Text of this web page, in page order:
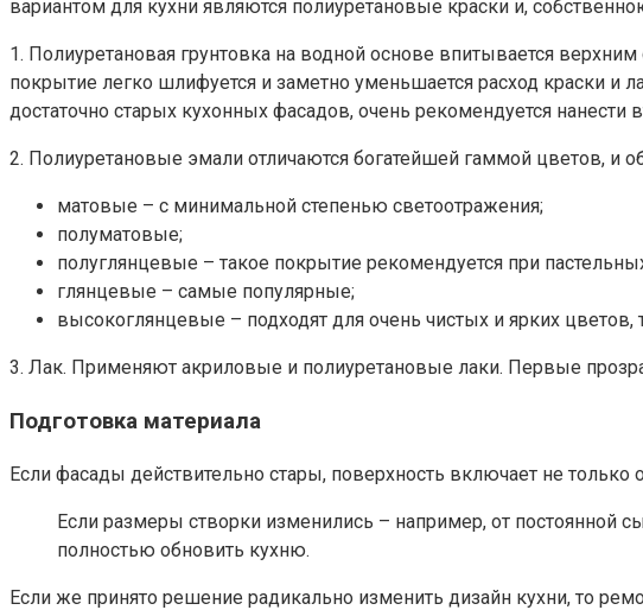
вариантом для кухни являются полиуретановые краски и,
1. Полиуретановая грунтовка на водной основе впитывается
покрытие легко шлифуется и заметно уменьшается расход краски и
достаточно старых кухонных фасадов, очень рекомендуется нанести
2. Полиуретановые эмали отличаются богатейшей гаммой цветов, и
матовые – с минимальной степенью светоотражения;
полуматовые;
полуглянцевые – такое покрытие рекомендуется при
глянцевые – самые популярные;
высокоглянцевые – подходят для очень чистых и ярких
3. Лак. Применяют акриловые и полиуретановые лаки. Первые
Подготовка материала
Если фасады действительно стары, поверхность включает не
Если размеры створки изменились – например, от постоянной
полностью обновить кухню.
Если же принято решение радикально изменить дизайн кухни, то